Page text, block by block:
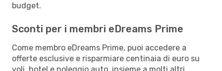
budget.
Sconti per i membri eDreams Prime
Come membro eDreams Prime, puoi accedere a
offerte esclusive e risparmiare centinaia di euro su